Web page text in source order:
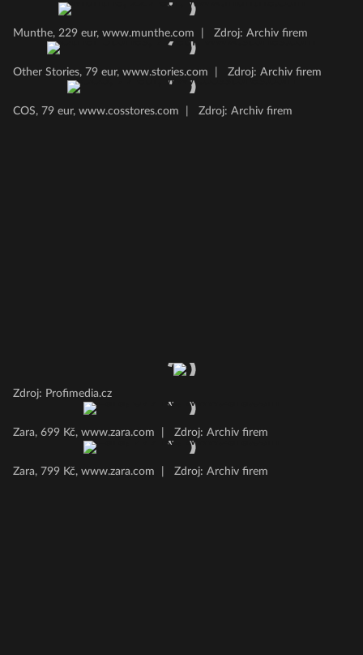
Munthe, 229 eur, www.munthe.com Zdroj: Archiv firem
Other Stories, 79 eur, www.stories.com Zdroj: Archiv firem
COS, 79 eur, www.cosstores.com Zdroj: Archiv firem
Zdroj: Profimedia.cz
Zara, 699 Kč, www.zara.com Zdroj: Archiv firem
Zara, 799 Kč, www.zara.com Zdroj: Archiv firem